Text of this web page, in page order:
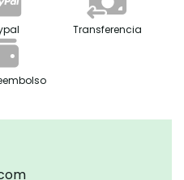
Transferencia